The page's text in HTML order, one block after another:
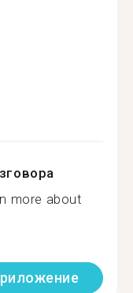
more about